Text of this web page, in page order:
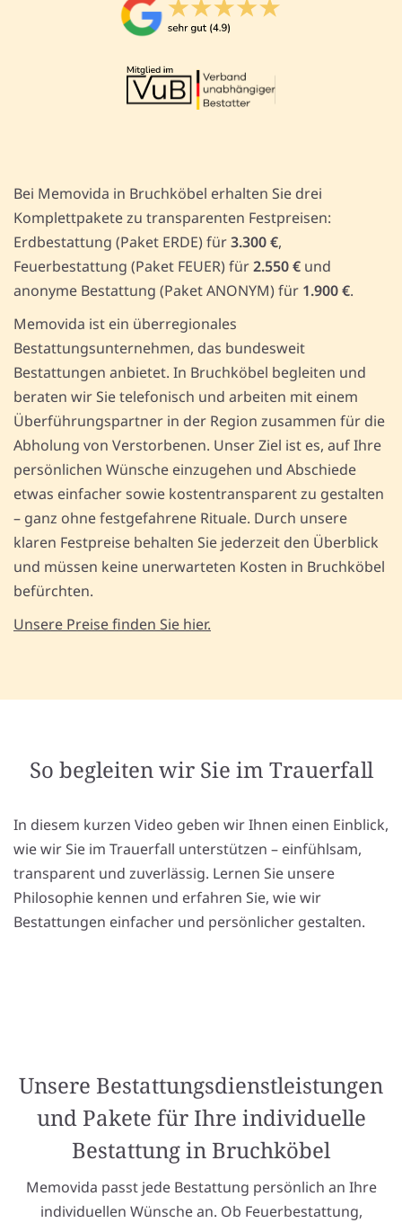
Bei Memovida in Bruchköbel erhalten Sie drei
Komplettpakete zu transparenten Festpreisen:
Erdbestattung (Paket ERDE) für3.300 €,
Feuerbestattung (Paket FEUER) für2.550 € und
anonyme Bestattung (Paket ANONYM) für 1.900 €.
Memovida ist ein überregionales
Bestattungsunternehmen, das bundesweit
Bestattungen anbietet. In Bruchköbel begleiten und
beraten wir Sie telefonisch und arbeiten mit einem
Überführungspartner in der Region zusammen für die
Abholung von Verstorbenen. Unser Ziel ist es, auf Ihre
persönlichen Wünsche einzugehen und Abschiede
etwas einfacher sowie kostentransparent zu gestalten
– ganz ohne festgefahrene Rituale. Durch unsere
klaren Festpreise behalten Sie jederzeit den Überblick
und müssen keine unerwarteten Kosten in Bruchköbel
befürchten.
Unsere Preise finden Sie hier.
So begleiten wir Sie im Trauerfall
In diesem kurzen Video geben wir Ihnen einen Einblick,
wie wir Sie im Trauerfall unterstützen – einfühlsam,
transparent und zuverlässig. Lernen Sie unsere
Philosophie kennen und erfahren Sie, wie wir
Bestattungen einfacher und persönlicher gestalten.
Unsere Bestattungsdienstleistungen
und Pakete für Ihre individuelle
Bestattung in Bruchköbel
Memovida passt jede Bestattung persönlich an Ihre
individuellen Wünsche an. Ob Feuerbestattung,